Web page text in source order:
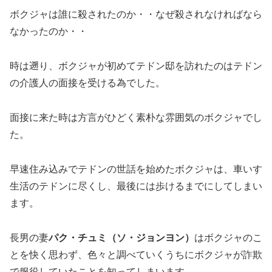
ボクジャは誰に殺されたのか・・なぜ殺されなければなら
なかったのか・・
時は遡り、ボクジャが初めてテドン邸を訪れたのはテドン
の介護人の面接を受ける為でした。
面接に来た時は方言がひどく素朴な雰囲気のボクジャでし
た。
早速住み込みでテドンの世話を始めたボクジャは、車いす
生活のテドンに尽くし、最後には歩けるまでにしてしまい
ます。
長男の妻パク・チュミ（ソ・ジョンヨン） はボクジャのこ
とを快く思わず、色々と調べていくうちにボクジャが詐欺